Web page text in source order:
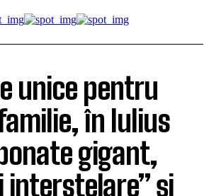
unice pentru
în Iulius
gigant,
interstelare” și